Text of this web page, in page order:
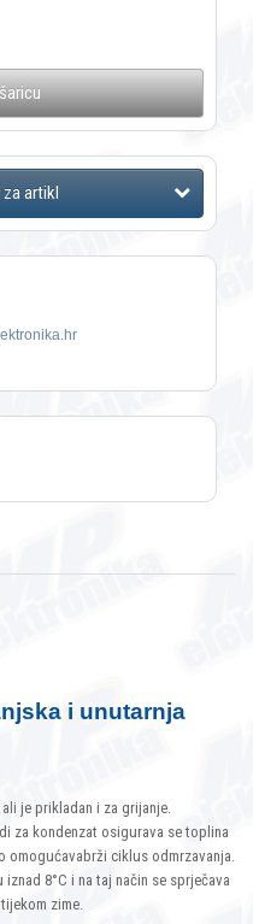
i unutarnja
je prikladan i za grijanje.
za kondenzat osigurava se toplina
omogućavabrži ciklus odmrzavanja.
8°C i na taj način se sprječava
zime.